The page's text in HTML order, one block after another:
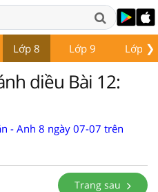
❯
Lớp 8 Lớp 9 Lớp 10
diều Bài 12:
- Anh 8 ngày 07-07 trên
Trang sau